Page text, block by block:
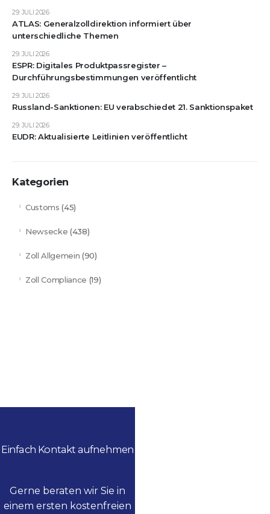
ATLAS: Generalzolldirektion informiert über
unterschiedliche Themen
29. JULI 2026
ESPR: Digitales Produktpassregister –
Durchführungsbestimmungen veröffentlicht
29. JULI 2026
Russland-Sanktionen: EU verabschiedet 21. Sanktionspaket
29. JULI 2026
EUDR: Aktualisierte Leitlinien veröffentlicht
29. JULI 2026
Kategorien
Customs (45)
Newsecke (438)
Zoll Allgemein (90)
Zoll Compliance (19)
Einfach Kontakt aufnehmen
Gerne beraten wir Sie in
einem ersten kostenfreien